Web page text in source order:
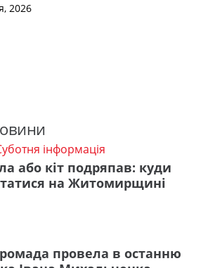
2026
інформація
або кіт подряпав: куди
на Житомирщині
провела в останню